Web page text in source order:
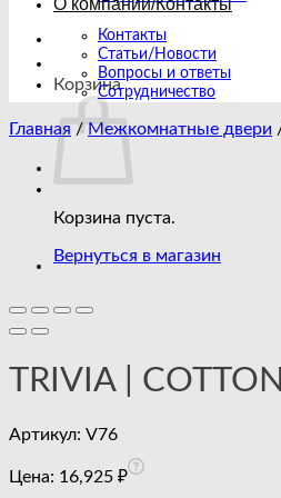
Корзина
Корзина пуста.
Вернуться в магазин
Контакты
Статьи/Новости
Вопросы и ответы
Сотрудничество
Главная / Межкомнатные двери
TRIVIA |
Артикул: V76
Цена: 16,925 ₽